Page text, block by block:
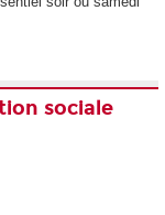
sociale